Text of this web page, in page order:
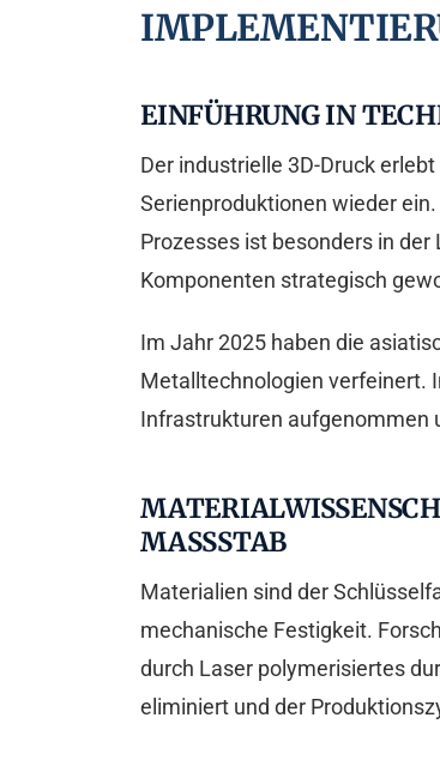
EINFÜHRUNG IN
Der industrielle 3D-Druck
Serienproduktionen wieder
Prozesses ist besonders in
Komponenten strategisch
Im Jahr 2025 haben die
Metalltechnologien verfeinert.
Infrastrukturen aufgenommen
ASSSTAB
Materialien sind der
mechanische Festigkeit.
durch Laser polymerisiertes
eliminiert und der